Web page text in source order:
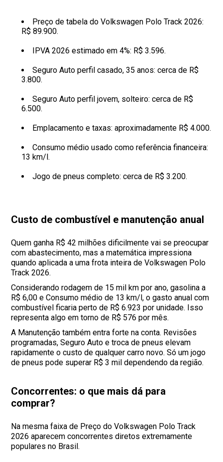
Preço de tabela do Volkswagen Polo Track 2026:
R$ 89.900.
IPVA 2026 estimado em 4%: R$ 3.596.
Seguro Auto perfil casado, 35 anos: cerca de R$
3.800.
Seguro Auto perfil jovem, solteiro: cerca de R$
6.500.
Emplacamento e taxas: aproximadamente R$ 4.000.
Consumo médio usado como referência financeira:
13 km/l.
Jogo de pneus completo: cerca de R$ 3.200.
Custo de combustível e manutenção anual
Quem ganha R$ 42 milhões dificilmente vai se preocupar
com abastecimento, mas a matemática impressiona
quando aplicada a uma frota inteira de Volkswagen Polo
Track 2026.
Considerando rodagem de 15 mil km por ano, gasolina a
R$ 6,00 e Consumo médio de 13 km/l, o gasto anual com
combustível ficaria perto de R$ 6.923 por unidade. Isso
representa algo em torno de R$ 576 por mês.
A Manutenção também entra forte na conta. Revisões
programadas, Seguro Auto e troca de pneus elevam
rapidamente o custo de qualquer carro novo. Só um jogo
de pneus pode superar R$ 3 mil dependendo da região.
Concorrentes: o que mais dá para
comprar?
Na mesma faixa de Preço do Volkswagen Polo Track
2026 aparecem concorrentes diretos extremamente
populares no Brasil.